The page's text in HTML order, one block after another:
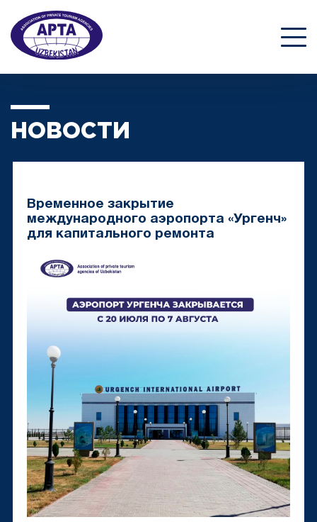
НОВОСТИ
Временное закрытие
международного аэропорта «Ургенч»
для капитального ремонта